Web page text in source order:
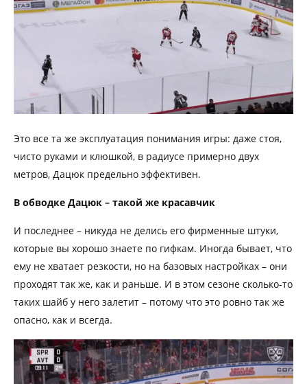
Это все та же эксплуатация понимания игры: даже стоя,
чисто руками и клюшкой, в радиусе примерно двух
метров, Дацюк предельно эффективен.
В обводке Дацюк – такой же красавчик
И последнее – никуда не делись его фирменные штуки,
которые вы хорошо знаете по гифкам. Иногда бывает, что
ему не хватает резкости, но на базовых настройках – они
проходят так же, как и раньше. И в этом сезоне сколько-то
таких шайб у него залетит – потому что это ровно так же
опасно, как и всегда.